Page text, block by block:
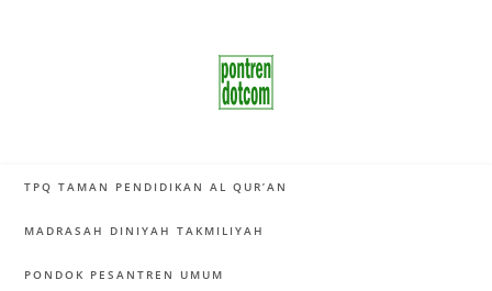
TPQ TAMAN PENDIDIKAN AL QUR’AN
MADRASAH DINIYAH TAKMILIYAH
PONDOK PESANTREN UMUM